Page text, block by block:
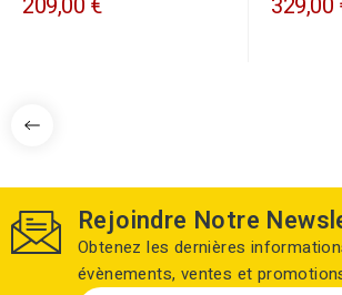
Rejoindre Notre
Obtenez les dernières
évènements, ventes et